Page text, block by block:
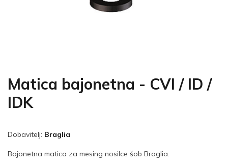
Matica bajonetna - CVI / ID /
IDK
Dobavitelj: Braglia
Bajonetna matica za mesing nosilce šob Braglia.